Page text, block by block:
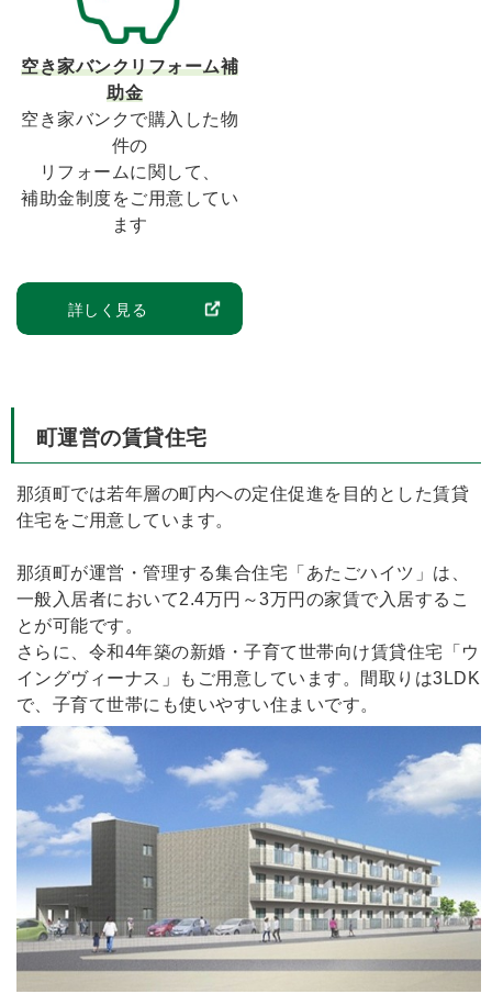
空き家バンクリフォーム補
助金
空き家バンクで購入した物
件の
リフォームに関して、
補助金制度をご用意してい
ます
詳しく見る
町運営の賃貸住宅
那須町では若年層の町内への定住促進を目的とした賃貸
住宅をご用意しています。
那須町が運営・管理する集合住宅「あたごハイツ」は、
一般入居者において2.4万円～3万円の家賃で入居するこ
とが可能です。
さらに、令和4年築の新婚・子育て世帯向け賃貸住宅「ウ
イングヴィーナス」もご用意しています。間取りは3LDK
で、子育て世帯にも使いやすい住まいです。